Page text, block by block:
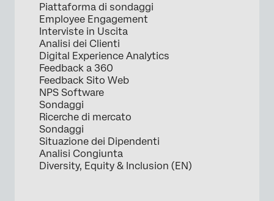
Piattaforma di sondaggi
Employee Engagement
Interviste in Uscita
Analisi dei Clienti
Digital Experience Analytics
Feedback a 360
Feedback Sito Web
NPS Software
Sondaggi
Ricerche di mercato
Sondaggi
Situazione dei Dipendenti
Analisi Congiunta
Diversity, Equity & Inclusion (EN)